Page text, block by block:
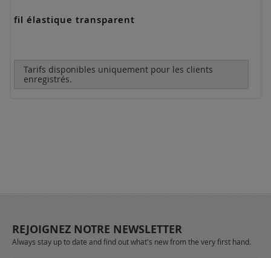
fil élastique transparent
Tarifs disponibles uniquement pour les clients
enregistrés.
REJOIGNEZ NOTRE NEWSLETTER
Always stay up to date and find out what's new from the very first hand.